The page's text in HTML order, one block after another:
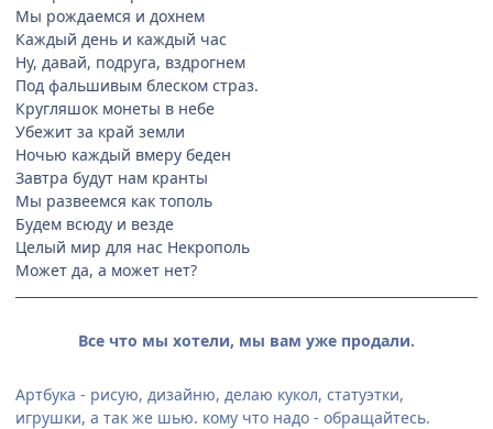
Мы рождаемся и дохнем
Каждый день и каждый час
Ну, давай, подруга, вздрогнем
Под фальшивым блеском страз.
Кругляшок монеты в небе
Убежит за край земли
Ночью каждый вмеру беден
Завтра будут нам кранты
Мы развеемся как тополь
Будем всюду и везде
Целый мир для нас Некрополь
Может да, а может нет?
Все что мы хотели, мы вам уже продали.
Артбука - рисую, дизайню, делаю кукол, статуэтки,
игрушки, а так же шью. кому что надо - обращайтесь.